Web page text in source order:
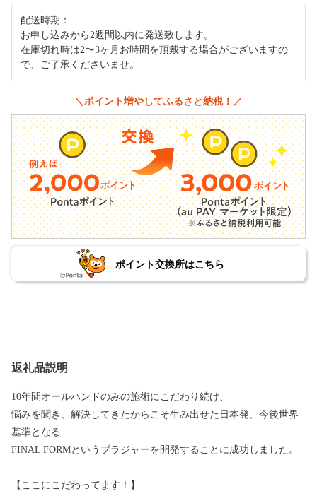
配送時期：
お申し込みから2週間以内に発送致します。
在庫切れ時は2〜3ヶ月お時間を頂戴する場合がございますの
で、ご了承くださいませ。
＼ポイント増やしてふるさと納税！／
ポイント交換所はこちら
返礼品説明
10年間オールハンドのみの施術にこだわり続け、
悩みを聞き、解決してきたからこそ生み出せた日本発、今後世界
基準となる
FINAL FORMというブラジャーを開発することに成功しました。
【ここにこだわってます！】